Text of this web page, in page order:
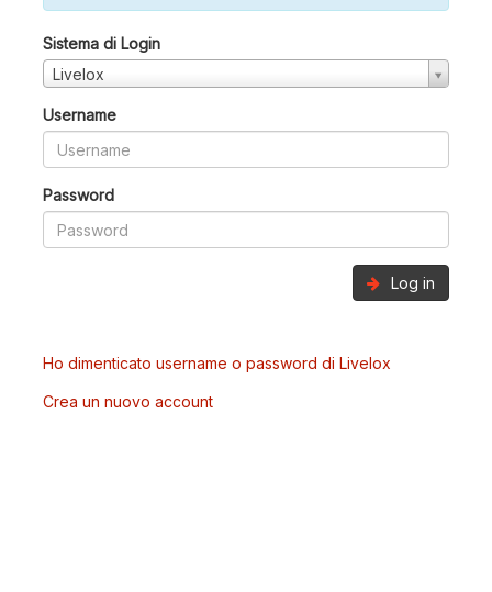
Sistema di Login
Livelox
Username
Password
Log in
Ho dimenticato username o password di Livelox
Crea un nuovo account